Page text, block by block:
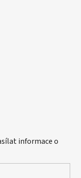
informace o